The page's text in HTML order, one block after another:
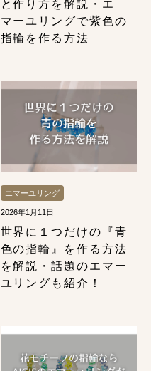
と作り方を解説・エ
マーユリングで紫色の
指輪を作る方法
エマーユリング
2026年1月11日
世界に１つだけの『青
色の指輪』を作る方法
を解説・話題のエマー
ユリングも紹介！